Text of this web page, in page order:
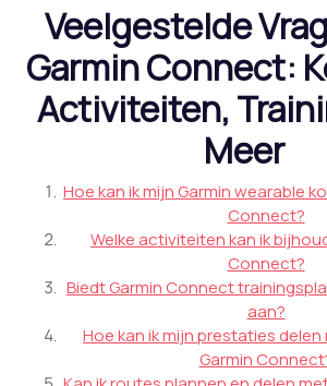
Veelgestelde
Garmin Connect:
Activiteiten,
Meer
Hoe kan ik mijn Garmin wearable
Connect?
Welke activiteiten kan ik
Connect?
Biedt Garmin Connect
aan?
Hoe kan ik mijn prestaties
Garmin